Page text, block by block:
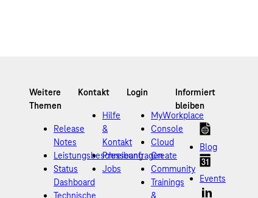
Release
Notes
Leistungsbeschreibung
Status
Dashboard
Technische
Hilfe
&
Kontakt
Presseanfragen
Jobs
MyWorkplace
Console
Cloud
Create
Community
Trainings
&
Blog
Events